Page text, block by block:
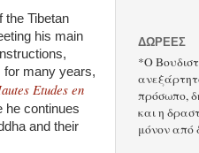
the Tibetan
his main
for many years,
Etudes en
he continues
and their
ΔΩΡΕΕΣ
*Ο
πρόσωπο,
και η
μόνον από